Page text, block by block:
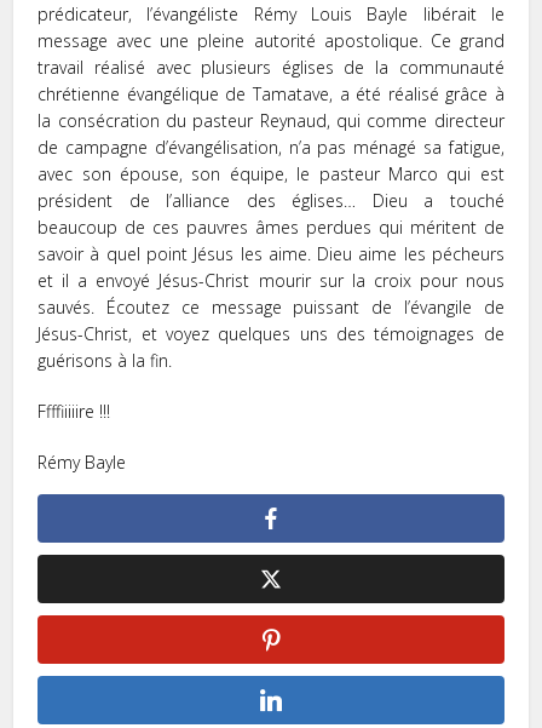
prédicateur, l’évangéliste Rémy Louis Bayle libérait le
message avec une pleine autorité apostolique. Ce grand
travail réalisé avec plusieurs églises de la communauté
chrétienne évangélique de Tamatave, a été réalisé grâce à
la consécration du pasteur Reynaud, qui comme directeur
de campagne d’évangélisation, n’a pas ménagé sa fatigue,
avec son épouse, son équipe, le pasteur Marco qui est
président de l’alliance des églises… Dieu a touché
beaucoup de ces pauvres âmes perdues qui méritent de
savoir à quel point Jésus les aime. Dieu aime les pécheurs
et il a envoyé Jésus-Christ mourir sur la croix pour nous
sauvés. Écoutez ce message puissant de l’évangile de
Jésus-Christ, et voyez quelques uns des témoignages de
guérisons à la fin.
Ffffiiiiire !!!
Rémy Bayle